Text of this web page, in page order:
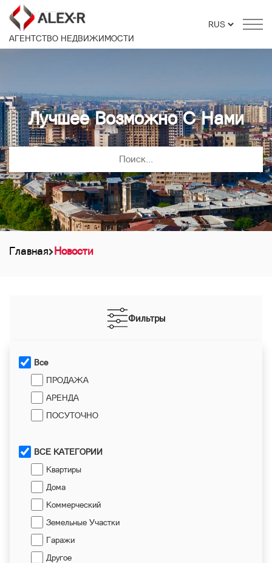
АГЕНТСТВО НЕДВИЖИМОСТИ
Лучшее Возможно С Нами
Главная Новости
Фильтры
Все
ПРОДАЖА
АРЕНДА
ПОСУТОЧНО
ВСЕ КАТЕГОРИИ
Квартиры
Дома
Коммерческий
Земельные Участки
Гаражи
Другое